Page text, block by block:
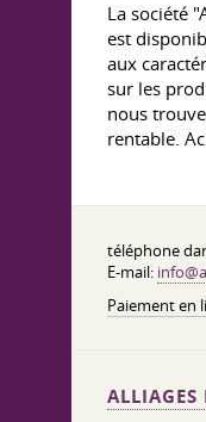
La société
est
aux
sur les
nous
rentable.
téléphone
E-mail:
Paiement en
ALLIAGES